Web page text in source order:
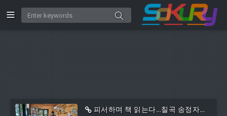
피서하며 책 읽는다…칠곡 송정자연